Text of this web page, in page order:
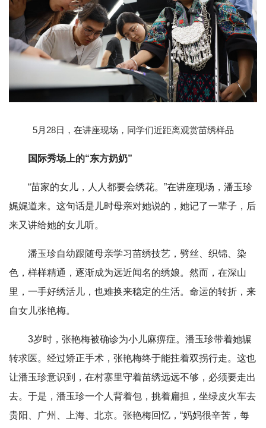
5月28日，在讲座现场，同学们近距离观赏苗绣样品
国际秀场上的“东方奶奶”
“苗家的女儿，人人都要会绣花。”在讲座现场，潘玉珍
娓娓道来。这句话是儿时母亲对她说的，她记了一辈子，后
来又讲给她的女儿听。
潘玉珍自幼跟随母亲学习苗绣技艺，劈丝、织锦、染
色，样样精通，逐渐成为远近闻名的绣娘。然而，在深山
里，一手好绣活儿，也难换来稳定的生活。命运的转折，来
自女儿张艳梅。
3岁时，张艳梅被确诊为小儿麻痹症。潘玉珍带着她辗
转求医。经过矫正手术，张艳梅终于能拄着双拐行走。这也
让潘玉珍意识到，在村寨里守着苗绣远远不够，必须要走出
去。于是，潘玉珍一个人背着包，挑着扁担，坐绿皮火车去
贵阳、广州、上海、北京。张艳梅回忆，“妈妈很辛苦，每